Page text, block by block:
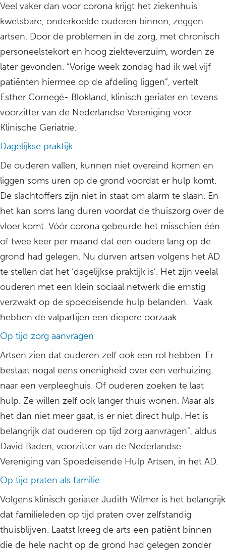
Veel vaker dan voor corona krijgt het ziekenhuis
kwetsbare, onderkoelde ouderen binnen, zeggen
artsen. Door de problemen in de zorg, met chronisch
personeelstekort en hoog ziekteverzuim, worden ze
later gevonden. “Vorige week zondag had ik wel vijf
patiënten hiermee op de afdeling liggen”, vertelt
Esther Cornegé- Blokland, klinisch geriater en tevens
voorzitter van de Nederlandse Vereniging voor
Klinische Geriatrie.
Dagelijkse praktijk
De ouderen vallen, kunnen niet overeind komen en
liggen soms uren op de grond voordat er hulp komt.
De slachtoffers zijn niet in staat om alarm te slaan. En
het kan soms lang duren voordat de thuiszorg over de
vloer komt. Vóór corona gebeurde het misschien één
of twee keer per maand dat een oudere lang op de
grond had gelegen. Nu durven artsen volgens het AD
te stellen dat het ‘dagelijkse praktijk is’. Het zijn veelal
ouderen met een klein sociaal netwerk die ernstig
verzwakt op de spoedeisende hulp belanden. Vaak
hebben de valpartijen een diepere oorzaak.
Op tijd zorg aanvragen
Artsen zien dat ouderen zelf ook een rol hebben. Er
bestaat nogal eens onenigheid over een verhuizing
naar een verpleeghuis. Of ouderen zoeken te laat
hulp. Ze willen zelf ook langer thuis wonen. Maar als
het dan niet meer gaat, is er niet direct hulp. Het is
belangrijk dat ouderen op tijd zorg aanvragen”, aldus
David Baden, voorzitter van de Nederlandse
Vereniging van Spoedeisende Hulp Artsen, in het AD.
Op tijd praten als familie
Volgens klinisch geriater Judith Wilmer is het belangrijk
dat familieleden op tijd praten over zelfstandig
thuisblijven. Laatst kreeg de arts een patiënt binnen
die de hele nacht op de grond had gelegen zonder